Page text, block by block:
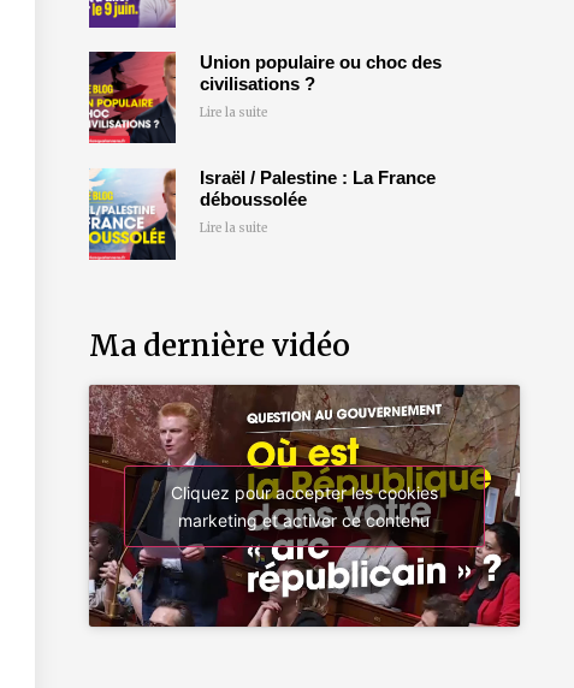
Union populaire ou choc des
civilisations ?
Lire la suite
Israël / Palestine : La France
déboussolée
Lire la suite
Ma dernière vidéo
Cliquez pour accepter les cookies
marketing et activer ce contenu